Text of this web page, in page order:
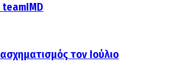
teamIMD
τον Ιούλιο